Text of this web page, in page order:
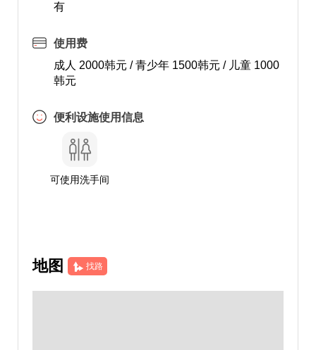
有
使用费
成人 2000韩元 / 青少年 1500韩元 / 儿童 1000
韩元
便利设施使用信息
可使用洗手间
地图 找路